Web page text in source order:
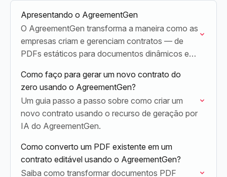
Apresentando o AgreementGen
O AgreementGen transforma a maneira como as
empresas criam e gerenciam contratos — de
PDFs estáticos para documentos dinâmicos e
Como faço para gerar um novo contrato do
zero usando o AgreementGen?
Um guia passo a passo sobre como criar um
novo contrato usando o recurso de geração por
IA do AgreementGen.
Como converto um PDF existente em um
contrato editável usando o AgreementGen?
Saiba como transformar documentos PDF